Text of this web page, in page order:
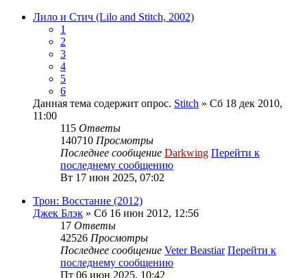
Лило и Стич (Lilo and Stitch, 2002)
1
2
3
4
5
6
Данная тема содержит опрос. Stitch » Сб 18 дек 2010,
11:00
115 Ответы
140710 Просмотры
Последнее сообщение Darkwing Перейти к
последнему сообщению
Вт 17 июн 2025, 07:02
Трон: Восстание (2012)
Джек Блэк » Сб 16 июн 2012, 12:56
17 Ответы
42526 Просмотры
Последнее сообщение Veter Beastiar Перейти к
последнему сообщению
Пт 06 июн 2025, 10:42